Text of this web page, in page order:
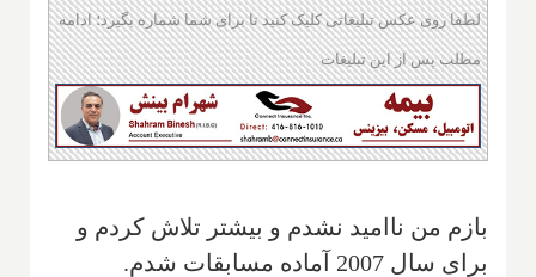
لطفا روی عکس تبلیغاتی کلیک کنید تا برای شما شماره بگیرد؛ ادامه
مطلب پس از این تبلیغات
‌بازم من ناامید نشدم و بیشتر تلاش کردم و
برای سال 2007 آماده مسابقات شدم.